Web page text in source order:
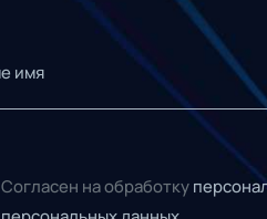
Согласен на обработку